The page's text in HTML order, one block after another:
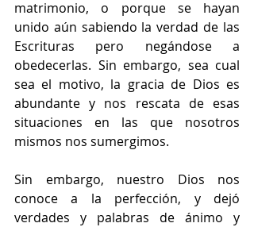
matrimonio, o porque se hayan
unido aún sabiendo la verdad de las
Escrituras pero negándose a
obedecerlas. Sin embargo, sea cual
sea el motivo, la gracia de Dios es
abundante y nos rescata de esas
situaciones en las que nosotros
mismos nos sumergimos.
Sin embargo, nuestro Dios nos
conoce a la perfección, y dejó
verdades y palabras de ánimo y